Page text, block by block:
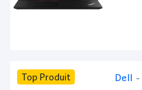
Top Produit Dell -